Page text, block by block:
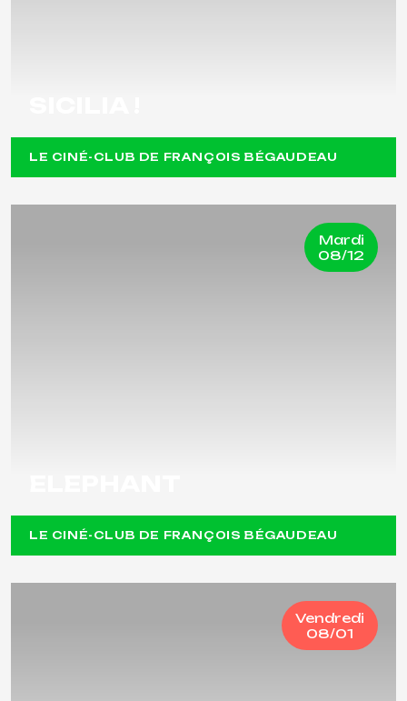
LE CINÉ-CLUB DE FRANÇOIS BÉGAUDEAU
Mardi
08/12
LE CINÉ-CLUB DE FRANÇOIS BÉGAUDEAU
Vendredi
08/01